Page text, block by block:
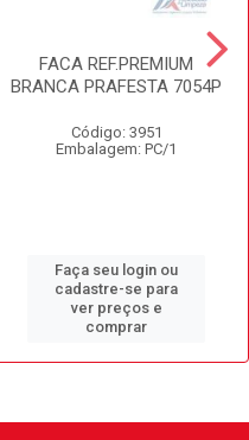
FACA REF.PREMIUM
BRANCA PRAFESTA 7054P
Código: 3951
Embalagem: PC/1
Faça seu login ou
cadastre-se para
ver preços e
comprar